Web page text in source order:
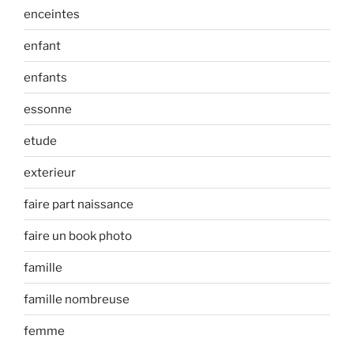
enceintes
enfant
enfants
essonne
etude
exterieur
faire part naissance
faire un book photo
famille
famille nombreuse
femme